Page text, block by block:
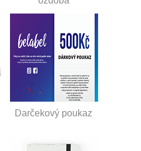
Darčekový poukaz